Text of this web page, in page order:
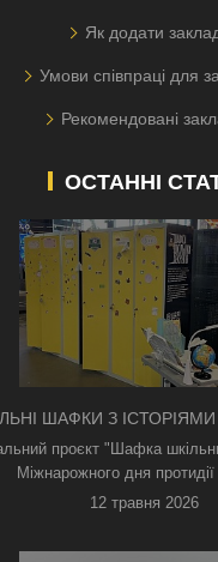
Як додати
Умови співпраці для
Рекомендовані
ОСТАННІ
ШАФКИ З
З'ЯВИЛИСЯ В
проєкт "Шафка
Міжнарожного дня протидії
12 травня 2026